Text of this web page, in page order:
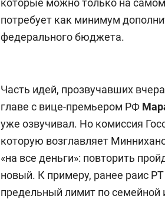
которые можно только на
потребует как минимум
федерального бюджета.
Часть идей, прозвучавших
главе с вице-премьером РФ
уже озвучивал. Но комиссия
которую возглавляет
«на все деньги»: повторить
новый. К примеру, ранее раис
предельный лимит по семейной